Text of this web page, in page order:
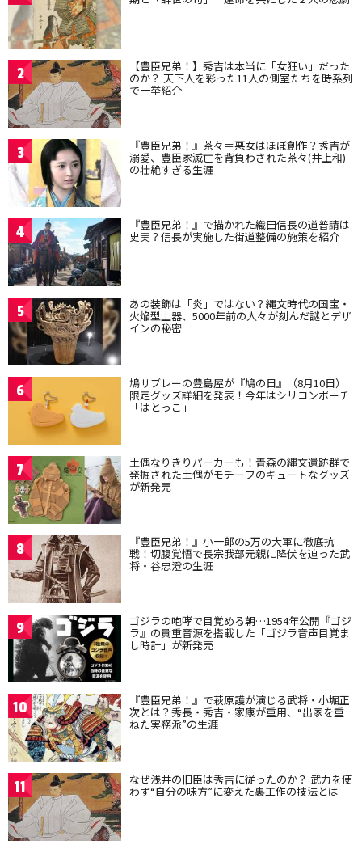
2 【豊臣兄弟！】秀吉は本当に「女狂い」だった
のか？ 天下人を彩った11人の側室たちを時系列
で一挙紹介
3 『豊臣兄弟！』茶々＝悪女はほぼ創作？秀吉が
溺愛、豊臣家滅亡を背負わされた茶々(井上和)
の壮絶すぎる生涯
4 『豊臣兄弟！』で描かれた織田信長の道普請は
史実？信長が実施した街道整備の施策を紹介
5 あの装飾は「炎」ではない？縄文時代の国宝・
火焔型土器、5000年前の人々が刻んだ謎とデザ
インの秘密
6 鳩サブレーの豊島屋が『鳩の日』（8月10日）
限定グッズ詳細を発表！今年はシリコンポーチ
「はとっこ」
7 土偶なりきりパーカーも！青森の縄文遺跡群で
発掘された土偶がモチーフのキュートなグッズ
が新発売
8 『豊臣兄弟！』小一郎の5万の大軍に徹底抗
戦！切腹覚悟で長宗我部元親に降伏を迫った武
将・谷忠澄の生涯
9 ゴジラの咆哮で目覚める朝…1954年公開『ゴジ
ラ』の貴重音源を搭載した「ゴジラ音声目覚ま
し時計」が新発売
10 『豊臣兄弟！』で萩原護が演じる武将・小堀正
次とは？秀長・秀吉・家康が重用、“出家を重
ねた実務派”の生涯
11 なぜ浅井の旧臣は秀吉に従ったのか？ 武力を使
わず“自分の味方”に変えた裏工作の技法とは